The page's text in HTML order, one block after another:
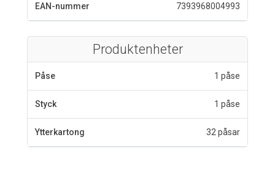
EAN-nummer 7393968004993
Produktenheter
Påse 1 påse
Styck 1 påse
Ytterkartong 32 påsar